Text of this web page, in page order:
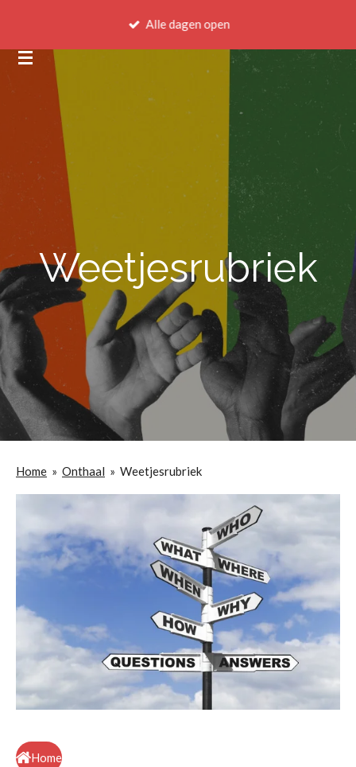
naar
hoofdinhoud
Alle dagen open
Weetjesrubriek
Home » Onthaal » Weetjesrubriek
Home